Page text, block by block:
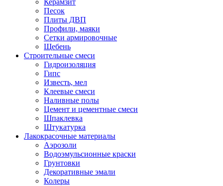
Керамзит
Песок
Плиты ДВП
Профили, маяки
Сетки армировочные
Щебень
Строительные смеси
Гидроизоляция
Гипс
Известь, мел
Клеевые смеси
Наливные полы
Цемент и цементные смеси
Шпаклевка
Штукатурка
Лакокрасочные материалы
Аэрозоли
Водоэмульсионные краски
Грунтовки
Декоративные эмали
Колеры